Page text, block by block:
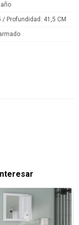
Profundidad: 41,5 CM